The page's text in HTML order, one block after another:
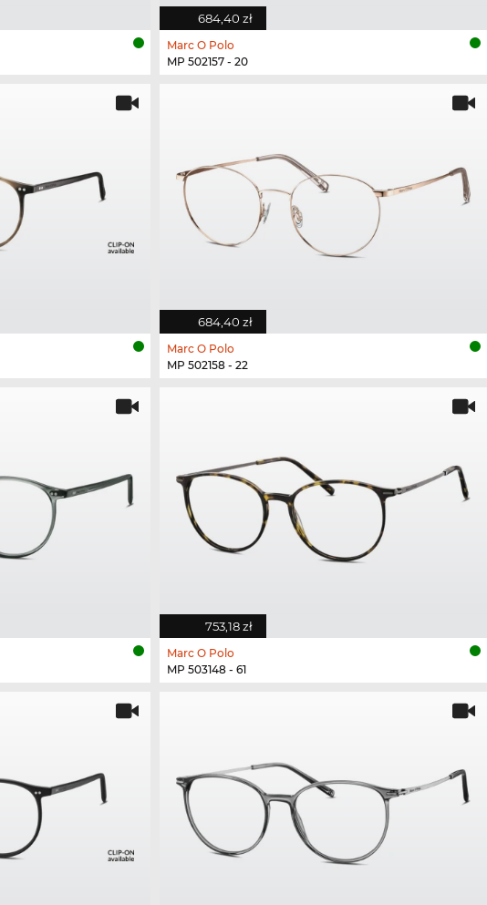
684,40 zł
Marc O Polo
MP 502157 - 20
684,40 zł
Marc O Polo
MP 502158 - 22
753,18 zł
Marc O Polo
MP 503148 - 61